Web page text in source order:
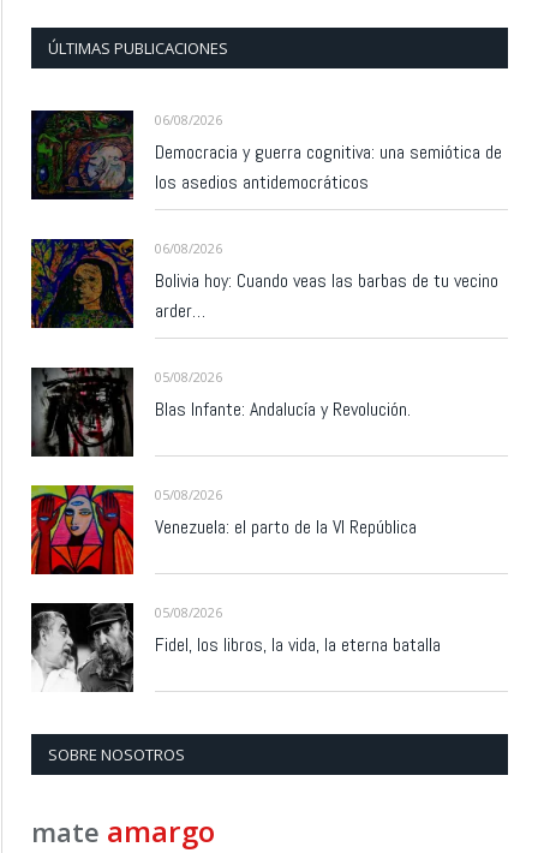
ÚLTIMAS PUBLICACIONES
06/08/2026
Democracia y guerra cognitiva: una semiótica de
los asedios antidemocráticos
06/08/2026
Bolivia hoy: Cuando veas las barbas de tu vecino
arder…
05/08/2026
Blas Infante: Andalucía y Revolución.
05/08/2026
Venezuela: el parto de la VI República
05/08/2026
Fidel, los libros, la vida, la eterna batalla
SOBRE NOSOTROS
mate amargo